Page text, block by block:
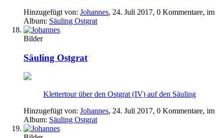
Hinzugefügt von: Johannes, 24. Juli 2017, 0 Kommentare, im
Album: Säuling Ostgrat
Bilder
Säuling Ostgrat
Klettertour über den Ostgrat (IV) auf den Säuling
Hinzugefügt von: Johannes, 24. Juli 2017, 0 Kommentare, im
Album: Säuling Ostgrat